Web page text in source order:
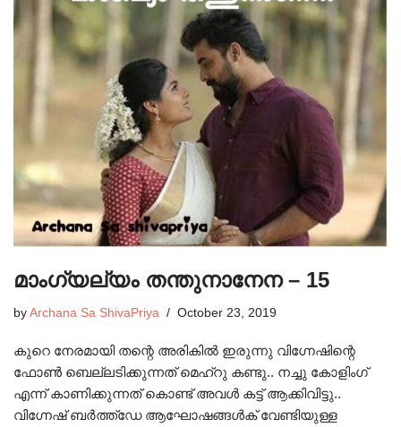
മാംഗ്യല്യം തന്തുനാനേന – 15
by Archana Sa ShivaPriya October 23, 2019
കുറെ നേരമായി തന്റെ അരികിൽ ഇരുന്നു വിഗ്നേഷിന്റെ
ഫോൺ ബെല്ലടിക്കുന്നത് മെഹ്റു കണ്ടു.. നച്ചു കോളിംഗ്
എന്ന് കാണിക്കുന്നത് കൊണ്ട് അവൾ കട്ട് ആക്കിവിട്ടു..
വിഗ്നേഷ് ബർത്ത്ഡേ ആഘോഷങ്ങൾക് വേണ്ടിയുള്ള